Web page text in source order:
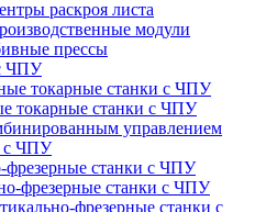
раскроя листа
модули
прессы
ЧПУ
токарные станки с ЧПУ
токарные станки с ЧПУ
управлением
с ЧПУ
фрезерные станки с ЧПУ
фрезерные станки с ЧПУ
фрезерные станки с